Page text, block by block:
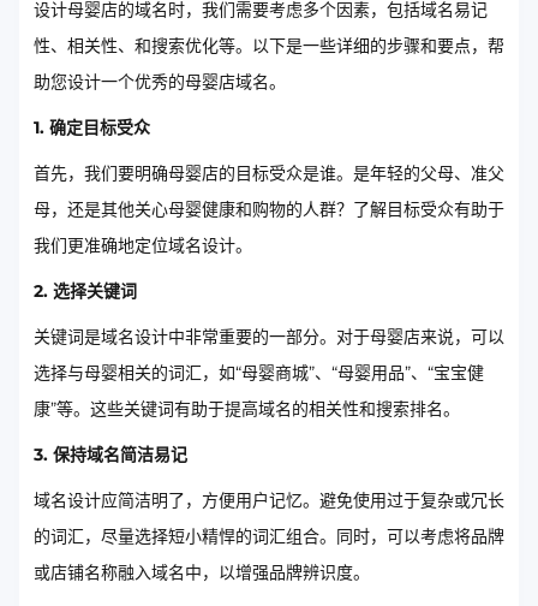
设计母婴店的域名时，我们需要考虑多个因素，包括域名易记
性、相关性、和搜索优化等。以下是一些详细的步骤和要点，帮
助您设计一个优秀的母婴店域名。
1. 确定目标受众
首先，我们要明确母婴店的目标受众是谁。是年轻的父母、准父
母，还是其他关心母婴健康和购物的人群？了解目标受众有助于
我们更准确地定位域名设计。
2. 选择关键词
关键词是域名设计中非常重要的一部分。对于母婴店来说，可以
选择与母婴相关的词汇，如“母婴商城”、“母婴用品”、“宝宝健
康”等。这些关键词有助于提高域名的相关性和搜索排名。
3. 保持域名简洁易记
域名设计应简洁明了，方便用户记忆。避免使用过于复杂或冗长
的词汇，尽量选择短小精悍的词汇组合。同时，可以考虑将品牌
或店铺名称融入域名中，以增强品牌辨识度。